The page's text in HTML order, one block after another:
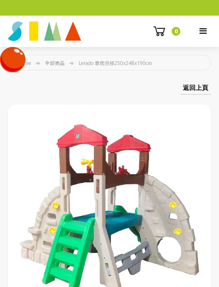
0
Home 全部商品 Lerado 攀爬滑梯250x248x190cm
返回上頁